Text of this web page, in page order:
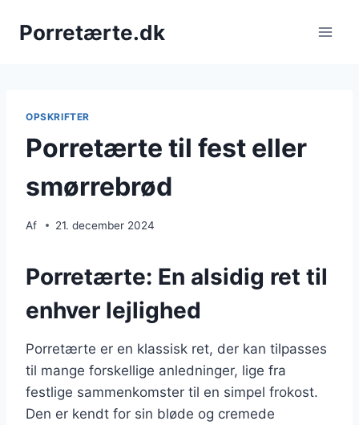
Porretærte.dk
OPSKRIFTER
Porretærte til fest eller
smørrebrød
Af 21. december 2024
Porretærte: En alsidig ret til
enhver lejlighed
Porretærte er en klassisk ret, der kan tilpasses
til mange forskellige anledninger, lige fra
festlige sammenkomster til en simpel frokost.
Den er kendt for sin bløde og cremede